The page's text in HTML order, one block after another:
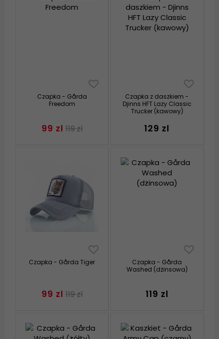
Czapka - Gårda
Freedom
99 zl 119 zl
Czapka z daszkiem -
Djinns HFT Lazy Classic
Trucker (kawowy)
129 zl
Czapka - Gårda Tiger
99 zl 119 zl
Czapka - Gårda
Washed (dżinsowa)
119 zl